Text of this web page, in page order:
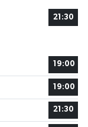
21:30
19:00
19:00
21:30